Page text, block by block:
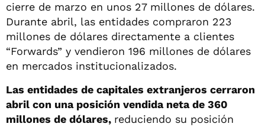
cierre de marzo en unos 27 millones de dólares.
Durante abril, las entidades compraron 223
millones de dólares directamente a clientes
“Forwards” y vendieron 196 millones de dólares
en mercados institucionalizados.
Las entidades de capitales extranjeros cerraron
abril con una posición vendida neta de 360
millones de dólares, reduciendo su posición